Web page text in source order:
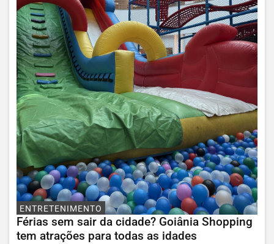
ENTRETENIMENTO
Férias sem sair da cidade? Goiânia Shopping
tem atrações para todas as idades